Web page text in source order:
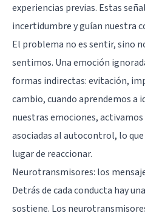
experiencias previas. Estas
incertidumbre y guían nuestra
El problema no es sentir, sino
sentimos. Una emoción
formas indirectas: evitación,
cambio, cuando aprendemos a
nuestras emociones,
asociadas al autocontrol, lo
lugar de reaccionar.
Neurotransmisores: los
Detrás de cada conducta hay
sostiene. Los